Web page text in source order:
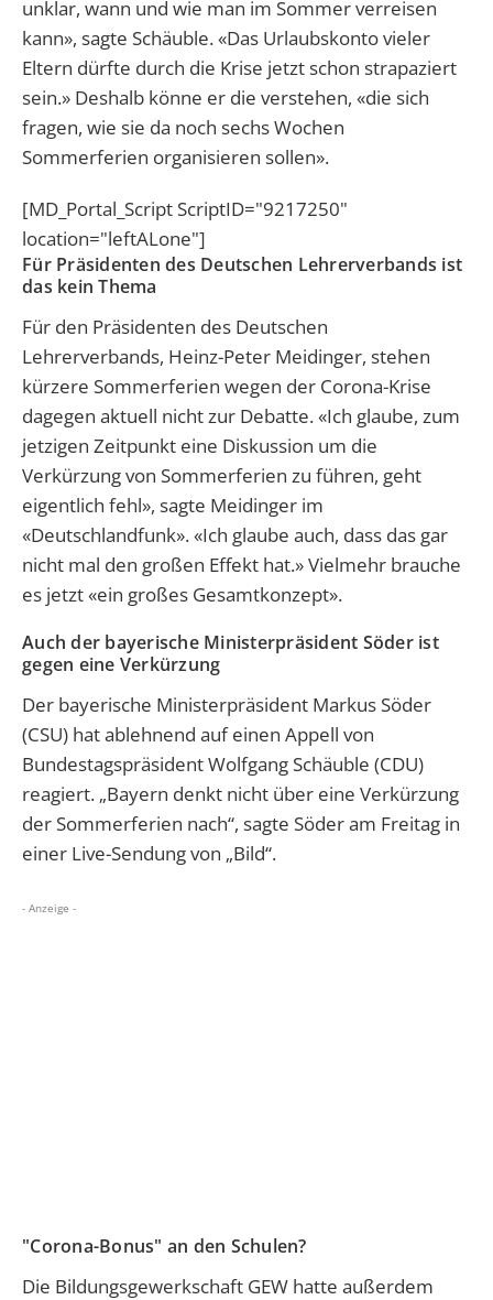
unklar, wann und wie man im Sommer verreisen
kann», sagte Schäuble. «Das Urlaubskonto vieler
Eltern dürfte durch die Krise jetzt schon strapaziert
sein.» Deshalb könne er die verstehen, «die sich
fragen, wie sie da noch sechs Wochen
Sommerferien organisieren sollen».
[MD_Portal_Script ScriptID="9217250"
location="leftALone"]
Für Präsidenten des Deutschen Lehrerverbands ist
das kein Thema
Für den Präsidenten des Deutschen
Lehrerverbands, Heinz-Peter Meidinger, stehen
kürzere Sommerferien wegen der Corona-Krise
dagegen aktuell nicht zur Debatte. «Ich glaube, zum
jetzigen Zeitpunkt eine Diskussion um die
Verkürzung von Sommerferien zu führen, geht
eigentlich fehl», sagte Meidinger im
«Deutschlandfunk». «Ich glaube auch, dass das gar
nicht mal den großen Effekt hat.» Vielmehr brauche
es jetzt «ein großes Gesamtkonzept».
Auch der bayerische Ministerpräsident Söder ist
gegen eine Verkürzung
Der bayerische Ministerpräsident Markus Söder
(CSU) hat ablehnend auf einen Appell von
Bundestagspräsident Wolfgang Schäuble (CDU)
reagiert. „Bayern denkt nicht über eine Verkürzung
der Sommerferien nach“, sagte Söder am Freitag in
einer Live-Sendung von „Bild“.
- Anzeige -
"Corona-Bonus" an den Schulen?
Die Bildungsgewerkschaft GEW hatte außerdem